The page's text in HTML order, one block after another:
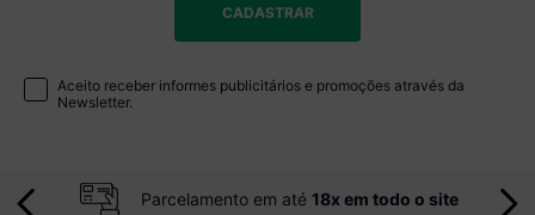
CADASTRAR
Aceito receber informes publicitários e promoções através da
Newsletter.
Parcelamento em até 18x em todo o site